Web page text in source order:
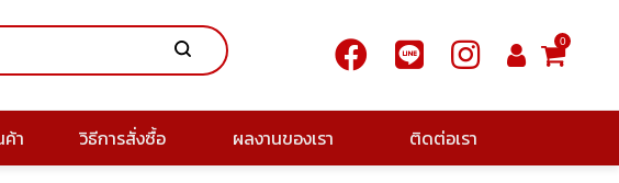
0
า วิธีการสั่งซื้อ ผลงานของเรา ติดต่อเรา